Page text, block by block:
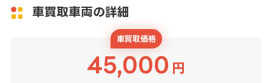
車買取車両の詳細
車買取価格
45,000 円